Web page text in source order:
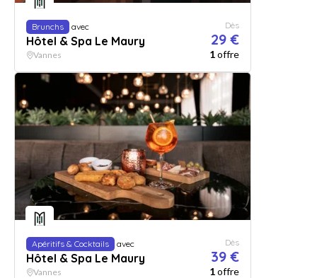
Brunchs avec
Hôtel & Spa Le Maury
Dès
29 €
Vannes 1offre
Apéritifs & Cocktails avec
Hôtel & Spa Le Maury
Dès
39 €
Vannes 1offre